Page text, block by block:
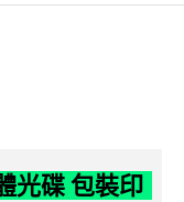
光碟 包裝印